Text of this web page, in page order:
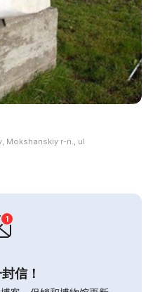
Mokshanskiy r-n., ul
信！